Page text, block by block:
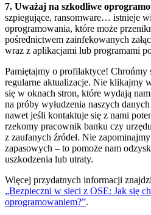
7. Uważaj na szkodliwe
szpiegujące, ransomware… istnieje
oprogramowania, które może
pośrednictwem zainfekowanych
wraz z aplikacjami lub programami
Pamiętajmy o profilaktyce! Chrońmy
regularne aktualizacje. Nie klikajmy
się w oknach stron, które wydają
na próby wyłudzenia naszych
nawet jeśli kontaktuje się z nami
rzekomy pracownik banku czy
z zaufanych źródeł. Nie
zapasowych – to pomoże nam
uszkodzenia lub utraty.
Więcej przydatnych informacji
„Bezpieczni w sieci z OSE: Jak się
oprogramowaniem?”.